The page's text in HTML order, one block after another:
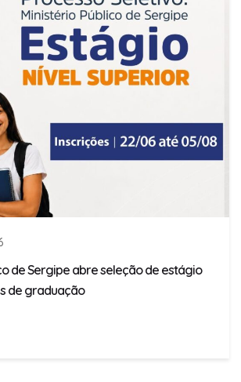
de Sergipe abre seleção de estágio
de graduação